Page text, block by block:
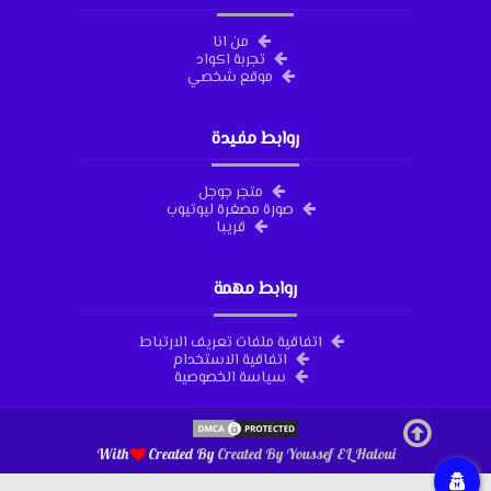
من انا
تجربة اكواد
موقع شخصي
روابط مفيدة
متجر جوجل
صورة مصغرة ليوتيوب
قريبا
روابط مهمة
اتفاقية ملفات تعريف الارتباط
اتفاقية الاستخدام
سياسة الخصوصية
With Created ByCreated ByYoussef EL Haloui